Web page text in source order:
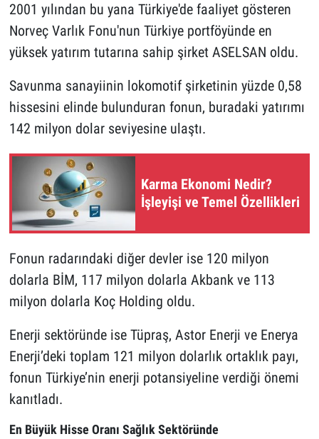
2001 yılından bu yana Türkiye'de faaliyet gösteren
Norveç Varlık Fonu'nun Türkiye portföyünde en
yüksek yatırım tutarına sahip şirket ASELSAN oldu.
Savunma sanayiinin lokomotif şirketinin yüzde 0,58
hissesini elinde bulunduran fonun, buradaki yatırımı
142 milyon dolar seviyesine ulaştı.
Karma Ekonomi Nedir?
İşleyişi ve Temel Özellikleri
Fonun radarındaki diğer devler ise 120 milyon
dolarla BİM, 117 milyon dolarla Akbank ve 113
milyon dolarla Koç Holding oldu.
Enerji sektöründe ise Tüpraş, Astor Enerji ve Enerya
Enerji’deki toplam 121 milyon dolarlık ortaklık payı,
fonun Türkiye’nin enerji potansiyeline verdiği önemi
kanıtladı.
En Büyük Hisse Oranı Sağlık Sektöründe